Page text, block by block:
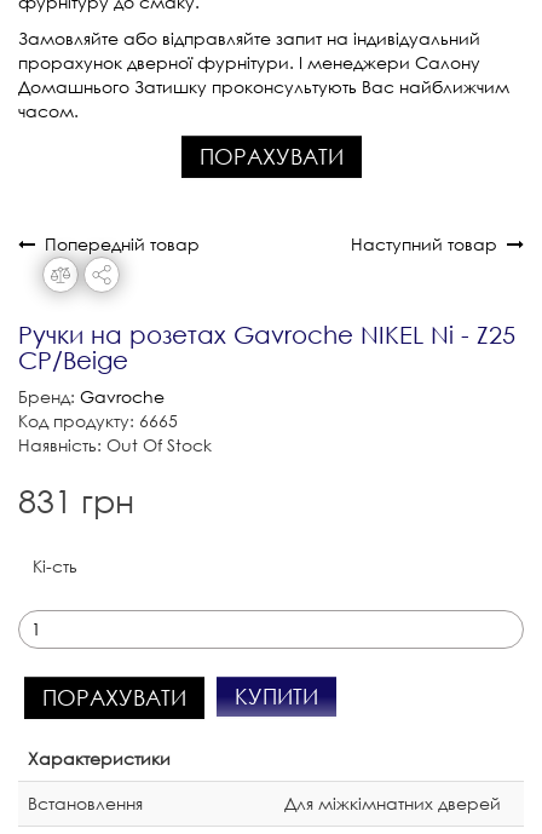
Замовляйте або відправляйте запит на індивідуальний
прорахунок дверної фурнітури. І менеджери Салону
Домашнього Затишку проконсультують Вас найближчим
часом.
ПОРАХУВАТИ
Попередній товар Наступний товар
Ручки на розетах Gavroche NIKEL Ni - Z25
CP/Beige
Бренд: Gavroche
Код продукту: 6665
Наявність: Out Of Stock
831 грн
Кі-сть
ПОРАХУВАТИ КУПИТИ
Характеристики
Встановлення
Для міжкімнатних дверей